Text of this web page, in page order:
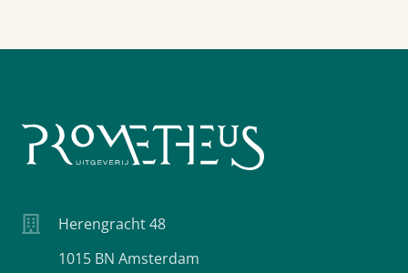
Herengracht 48
1015 BN Amsterdam